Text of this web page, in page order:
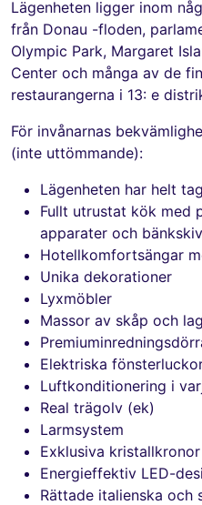
Lägenheten ligger inom
från Donau -floden,
Olympic Park, Margaret
Center och många av de
restaurangerna i 13: e
För invånarnas
(inte uttömmande):
Lägenheten har helt
Fullt utrustat kök med
apparater och
Hotellkomfortsängar
Unika dekorationer
Lyxmöbler
Massor av skåp och
Elektriska
Luftkonditionering i
Real trägolv (ek)
Larmsystem
Exklusiva kristallkronor
Energieffektiv LED-
Rättade italienska och